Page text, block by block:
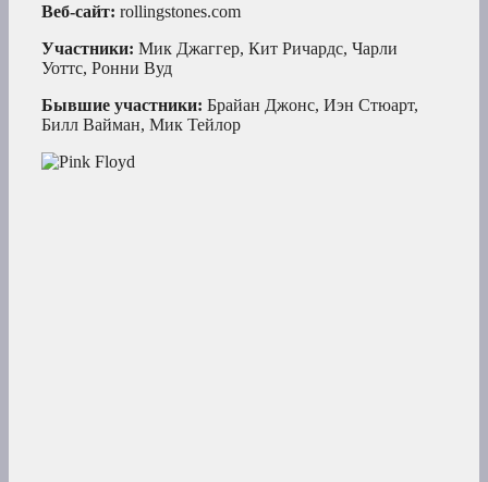
Веб-сайт: rollingstones.com
Участники: Мик Джаггер, Кит Ричардс, Чарли
Уоттс, Ронни Вуд
Бывшие участники: Брайан Джонс, Иэн Стюарт,
Билл Вайман, Мик Тейлор